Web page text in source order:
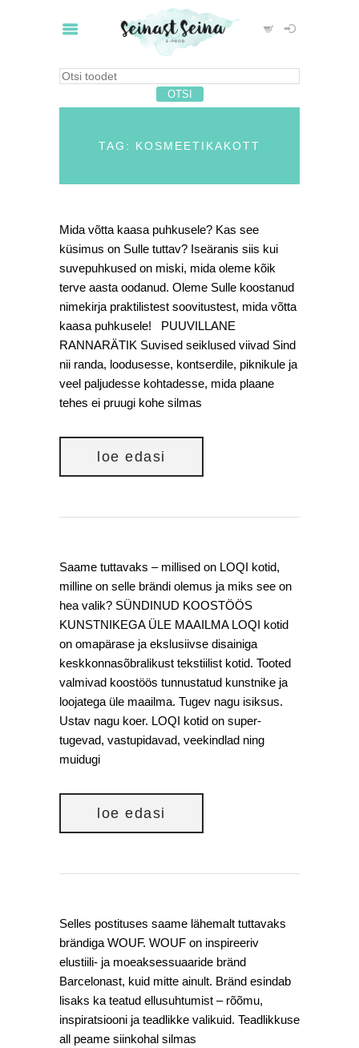
TAG: KOSMEETIKAKOTT
Mida võtta kaasa puhkusele? Kas see
küsimus on Sulle tuttav? Iseäranis siis kui
suvepuhkused on miski, mida oleme kõik
terve aasta oodanud. Oleme Sulle koostanud
nimekirja praktilistest soovitustest, mida võtta
kaasa puhkusele! PUUVILLANE
RANNARÄTIK Suvised seiklused viivad Sind
nii randa, loodusesse, kontserdile, piknikule ja
veel paljudesse kohtadesse, mida plaane
tehes ei pruugi kohe silmas
loe edasi
Saame tuttavaks – millised on LOQI kotid,
milline on selle brändi olemus ja miks see on
hea valik? SÜNDINUD KOOSTÖÖS
KUNSTNIKEGA ÜLE MAAILMA LOQI kotid
on omapärase ja ekslusiivse disainiga
keskkonnasõbralikust tekstiilist kotid. Tooted
valmivad koostöös tunnustatud kunstnike ja
loojatega üle maailma. Tugev nagu isiksus.
Ustav nagu koer. LOQI kotid on super-
tugevad, vastupidavad, veekindlad ning
muidugi
loe edasi
Selles postituses saame lähemalt tuttavaks
brändiga WOUF. WOUF on inspireeriv
elustiili- ja moeaksessuaaride bränd
Barcelonast, kuid mitte ainult. Bränd esindab
lisaks ka teatud ellusuhtumist – rõõmu,
inspiratsiooni ja teadlikke valikuid. Teadlikkuse
all peame siinkohal silmas